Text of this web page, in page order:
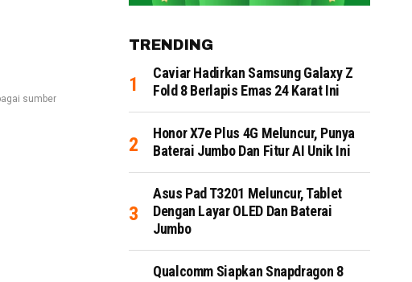
sumber
TRENDING
Caviar Hadirkan Samsung Galaxy Z
Fold 8 Berlapis Emas 24 Karat Ini
Honor X7e Plus 4G Meluncur, Punya
Baterai Jumbo Dan Fitur AI Unik Ini
Asus Pad T3201 Meluncur, Tablet
Dengan Layar OLED Dan Baterai
Jumbo
Qualcomm Siapkan Snapdragon 8